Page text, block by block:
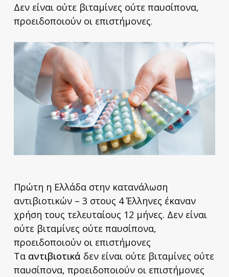
Δεν είναι ούτε βιταμίνες ούτε παυσίπονα,
προειδοποιούν οι επιστήμονες.
Πρώτη η Ελλάδα στην κατανάλωση
αντιβιοτικών – 3 στους 4 Έλληνες έκαναν
χρήση τους τελευταίους 12 μήνες. Δεν είναι
ούτε βιταμίνες ούτε παυσίπονα,
προειδοποιούν οι επιστήμονες
Τα αντιβιοτικά δεν είναι ούτε βιταμίνες ούτε
παυσίπονα, προειδοποιούν οι επιστήμονες